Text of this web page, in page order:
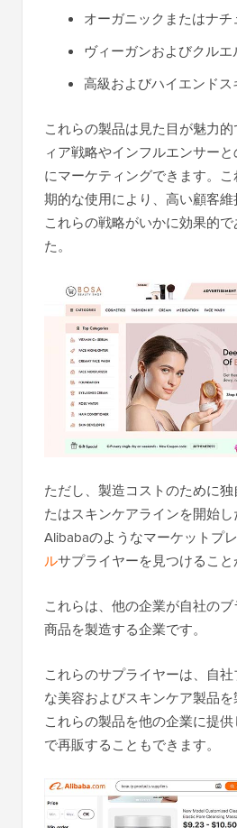
オーガニックまたはナチ
ヴィーガンおよびクル
高級およびハイエンドス
これらの製品は見た目が魅力
ィア戦略やインフルエンサー
にマーケティングできます。
期的な使用により、高い顧客
これらの戦略がいかに効果的
た。
ただし、製造コストのために
たはスキンケアラインを開始し
Alibabaのようなマーケットプ
ルサプライヤーを見つけること
これらは、他の企業が自社の
商品を製造する企業です。
これらのサプライヤーは、自
な美容およびスキンケア製品を
これらの製品を他の企業に提
で再販することもできます。